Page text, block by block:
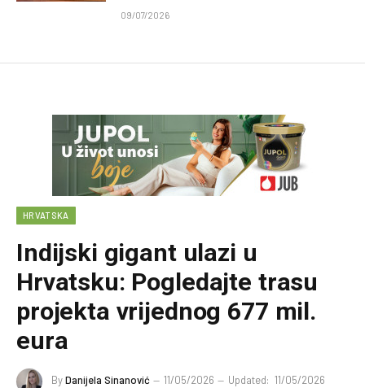
09/07/2026
HRVATSKA
Indijski gigant ulazi u
Hrvatsku: Pogledajte trasu
projekta vrijednog 677 mil.
eura
ByDanijela Sinanović 11/05/2026 Updated: 11/05/2026